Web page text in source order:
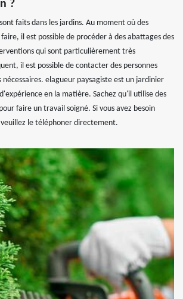
?
faits dans les jardins. Au moment où des
il est possible de procéder à des abattages des
qui sont particulièrement très
il est possible de contacter des personnes
elagueur paysagiste est un jardinier
en la matière. Sachez qu'il utilise des
faire un travail soigné. Si vous avez besoin
le téléphoner directement.